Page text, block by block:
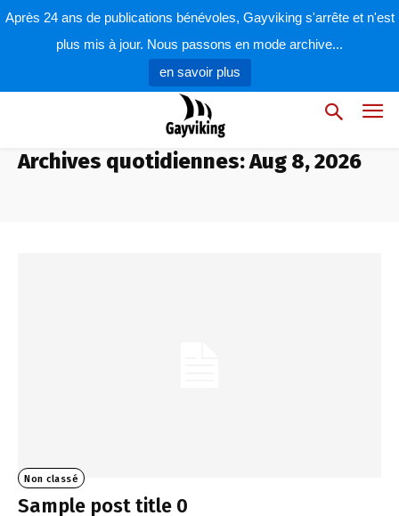
Après 24 ans de publications bénévoles, Gayviking s'arrête et n'est
plus mis à jour. Nous passons en mode archive...
en savoir plus
Archives quotidiennes: Aug 8, 2026
Non classé
Sample post title 0